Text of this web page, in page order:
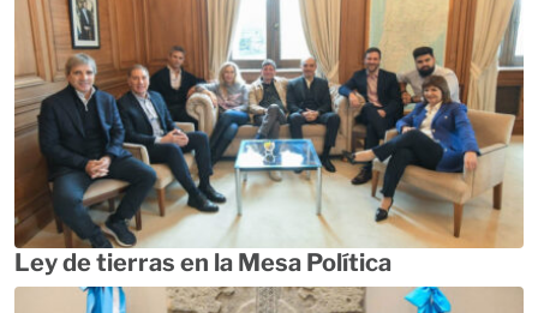
Ley de tierras en la Mesa Política